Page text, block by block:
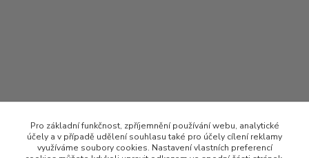
Pro základní funkčnost, zpříjemnění používání webu, analytické
účely a v případě udělení souhlasu také pro účely cílení reklamy
využíváme soubory cookies. Nastavení vlastních preferencí